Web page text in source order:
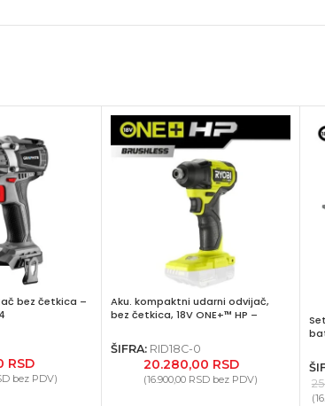
bez četkica –
RSD
bez PDV)
Aku. kompaktni udarni odvijač,
bez četkica, 18V ONE+™ HP –
ŠIFRA: RID18C-0
20.280,00 RSD
(16.900,00 RSD bez PDV)
(